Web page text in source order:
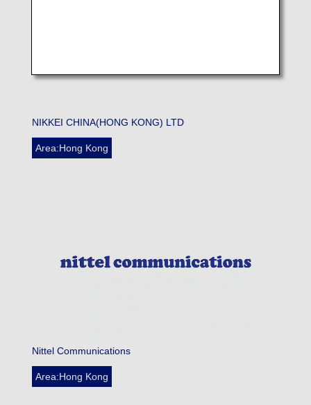
NIKKEI CHINA(HONG KONG) LTD
Area:Hong Kong
Nittel Communications
Area:Hong Kong